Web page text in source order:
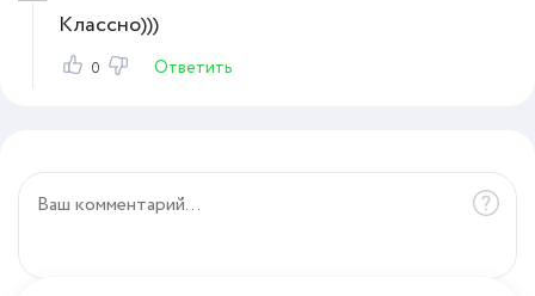
Классно)))
0 Ответить